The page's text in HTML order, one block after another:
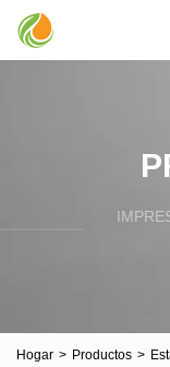
Hogar > Productos >